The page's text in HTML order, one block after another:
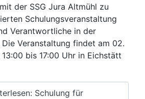
der SSG Jura Altmühl zu
Schulungsveranstaltung
Verantwortliche in der
Veranstaltung findet am 02.
bis 17:00 Uhr in Eichstätt
Schulung für